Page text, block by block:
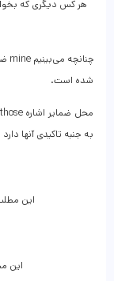
هر کس دیگری که
شده است.
به جنبه تاکیدی آنها
این
این